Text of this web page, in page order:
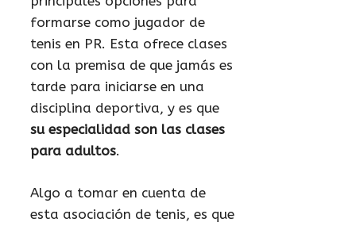
formarse como jugador de
tenis en PR. Esta ofrece clases
con la premisa de que jamás es
tarde para iniciarse en una
disciplina deportiva, y es que
su especialidad son las clases
para adultos.
Algo a tomar en cuenta de
esta asociación de tenis, es que